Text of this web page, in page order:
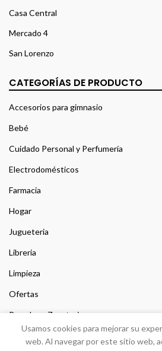
Casa Central
Mercado 4
San Lorenzo
CATEGORÍAS DE PRODUCTO
Accesorios para gimnasio
Bebé
Cuidado Personal y Perfumería
Electrodomésticos
Farmacia
Hogar
Jugueteria
Libreria
Limpieza
Ofertas
Prendas y Zapateria
Usamos cookies para mejorar su
web. Al navegar por este sitio web,